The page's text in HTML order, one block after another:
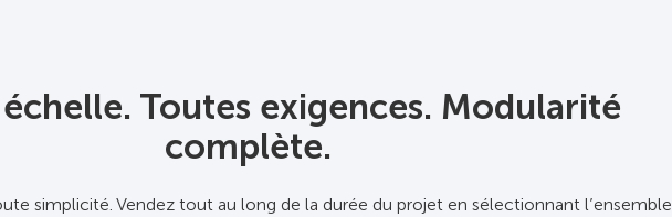
Toutes exigences. Modularité
complète.
simplicité. Vendez tout au long de la durée du projet en sélectionnant l’ensemble